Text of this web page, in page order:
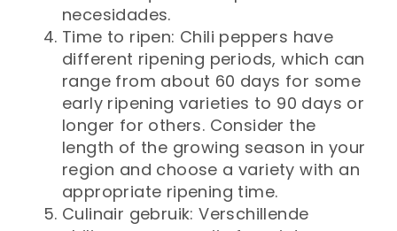
necesidades.
Time to ripen: Chili peppers have
different ripening periods, which can
range from about 60 days for some
early ripening varieties to 90 days or
longer for others. Consider the
length of the growing season in your
region and choose a variety with an
appropriate ripening time.
Culinair gebruik: Verschillende